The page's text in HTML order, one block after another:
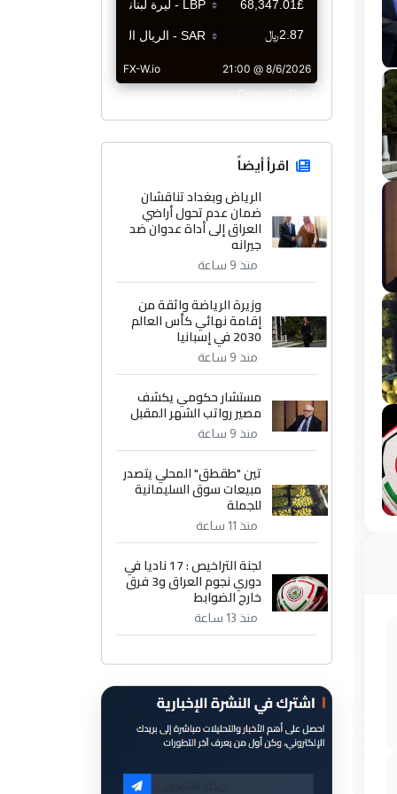
CurrencyRate
اقرأ أيضاً
الرياض وبغداد تناقشان
ضمان عدم تحول أراضي
العراق إلى أداة عدوان ضد
جيرانه
منذ 9 ساعة
وزيرة الرياضة واثقة من
إقامة نهائي كأس العالم
2030 في إسبانيا
منذ 9 ساعة
مستشار حكومي يكشف
مصير رواتب الشهر المقبل
منذ 9 ساعة
تين "طقطق" المحلي يتصدر
مبيعات سوق السليمانية
للجملة
منذ 11 ساعة
لجنة التراخيص : 17 ناديا في
دوري نجوم العراق و3 فرق
خارج الضوابط
منذ 13 ساعة